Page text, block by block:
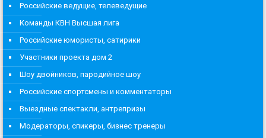
Российские ведущие, телеведущие
Команды КВН Высшая лига
Российские юмористы, сатирики
Участники проекта дом 2
Шоу двойников, пародийное шоу
Российские спортсмены и комментаторы
Выездные спектакли, антрепризы
Модераторы, спикеры, бизнес тренеры